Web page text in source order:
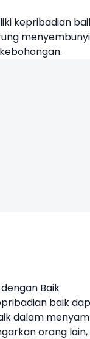
kepribadian
Baik
baik
dalam
orang